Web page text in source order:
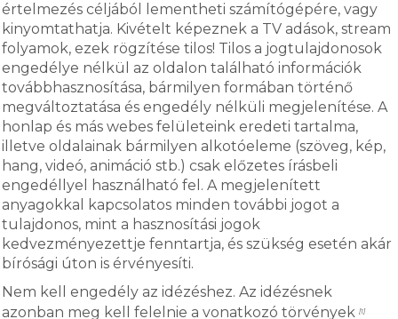
értelmezés céljából lementheti számítógépére, vagy
kinyomtathatja. Kivételt képeznek a TV adások, stream
folyamok, ezek rögzítése tilos! Tilos a jogtulajdonosok
engedélye nélkül az oldalon található információk
továbbhasznosítása, bármilyen formában történő
megváltoztatása és engedély nélküli megjelenítése. A
honlap és más webes felületeink eredeti tartalma,
illetve oldalainak bármilyen alkotóeleme (szöveg, kép,
hang, videó, animáció stb.) csak előzetes írásbeli
engedéllyel használható fel. A megjelenített
anyagokkal kapcsolatos minden további jogot a
tulajdonos, mint a hasznosítási jogok
kedvezményezettje fenntartja, és szükség esetén akár
bírósági úton is érvényesíti.
Nem kell engedély az idézéshez. Az idézésnek
azonban meg kell felelnie a vonatkozó törvények[1]